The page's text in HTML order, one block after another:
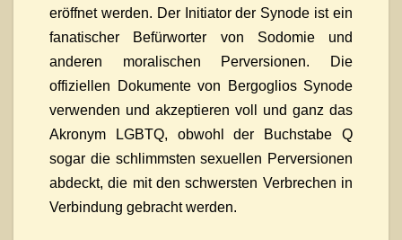
eröffnet werden. Der Initiator der Synode ist ein
fanatischer Befürworter von Sodomie und
anderen moralischen Perversionen. Die
offiziellen Dokumente von Bergoglios Synode
verwenden und akzeptieren voll und ganz das
Akronym LGBTQ, obwohl der Buchstabe Q
sogar die schlimmsten sexuellen Perversionen
abdeckt, die mit den schwersten Verbrechen in
Verbindung gebracht werden.